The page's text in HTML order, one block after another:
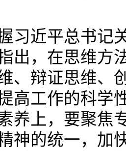
习近平总书记
出，在思维方
、辩证思维、
高工作的科学
养上，要聚焦
神的统一，加